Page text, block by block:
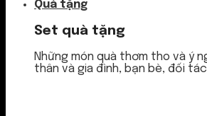
Quà tặng
Set quà tặng
Những món quà thơm tho và ý
thân và gia đình, bạn bè, đối